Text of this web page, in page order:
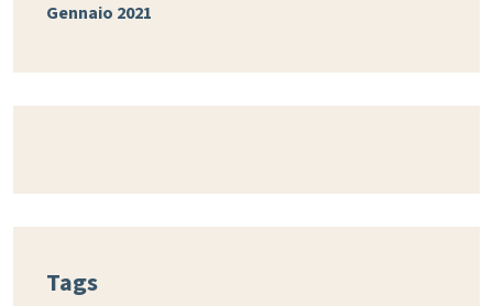
Gennaio 2021
Tags